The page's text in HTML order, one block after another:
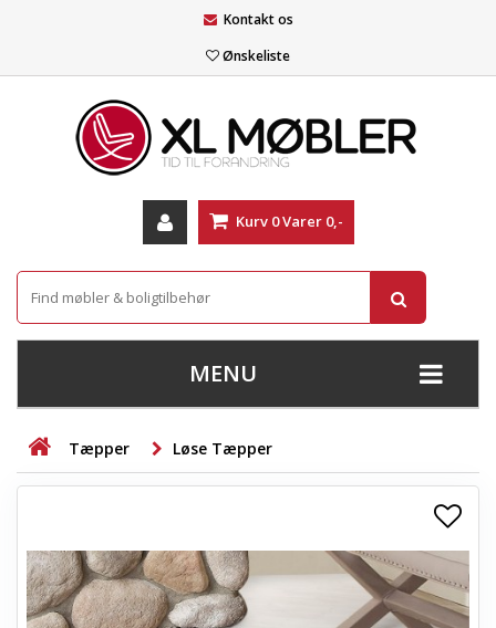
Kontakt os
Ønskeliste
Kurv 0Varer 0,-
MENU
+
STUE
+
+
SOVEVÆRELSE
+
KONTORMØBLER
Tæpper Løse Tæpper